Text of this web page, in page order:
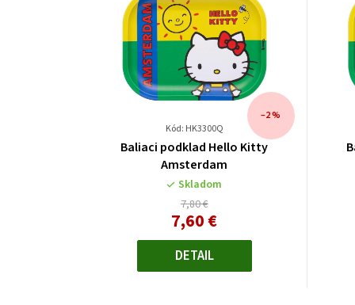
Kód: HK3300Q
Baliaci podklad Hello Kitty
Amsterdam
Skladom
7,80 €
–2 %
7,60 €
DETAIL